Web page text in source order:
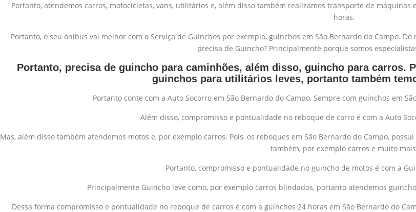
Portanto, atendemos carros, motocicletas, vans, utilitários e, além disso também realizamos transporte de
horas.
Portanto, o seu ónibus vai melhor com o Serviço de Guinchos por exemplo, guinchos em São Bernardo do Campo.
precisa de Guincho? Principalmente porque somos
Portanto, precisa de guincho para caminhões, além disso, guincho para carros.
guinchos para utilitários leves, portanto também
Portanto conte com a Auto Socorro em São Bernardo do Campo, Sempre com guinchos em
Além disso, compromisso e pontualidade no reboque de carro é com a Auto
Mas, além disso também atendemos motos e, por exemplo carros. Pois, os reboques em São Bernardo do Campo,
também, por exemplo carros e muito
Portanto, compromisso e pontualidade no guincho de motos é com a
Principalmente Guincho leve como, por exemplo carros blindados, portanto atendemos
Dessa forma compromisso e pontualidade no reboque de carros é com a guinchos 24 horas em São Bernardo do